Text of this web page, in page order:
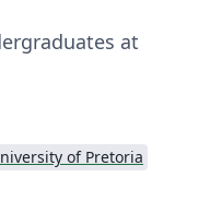
at
of Pretoria